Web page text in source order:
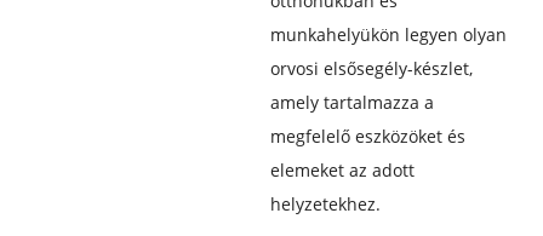
munkahelyükön legyen olyan
orvosi elsősegély-készlet,
amely tartalmazza a
megfelelő eszközöket és
elemeket az adott
helyzetekhez.